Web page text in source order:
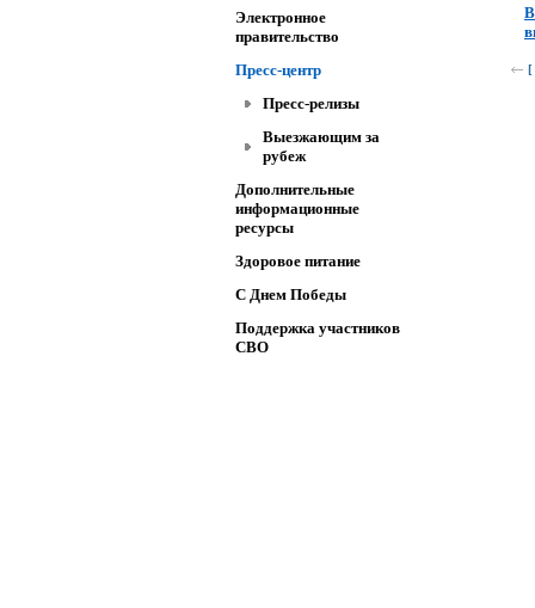
Электронное
правительство
Пресс-центр
Пресс-релизы
Выезжающим за
рубеж
Дополнительные
информационные
ресурсы
Здоровое питание
C Днем Победы
Поддержка участников
СВО